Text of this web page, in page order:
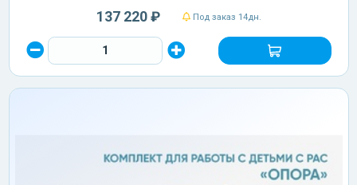
137 220 ₽ Под заказ 14дн.